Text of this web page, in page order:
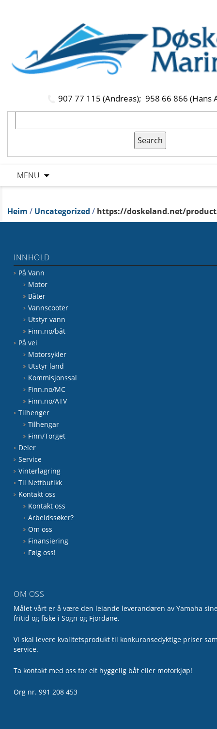
907 77 115 (Andreas); 958 66 866 (Hans
MENU
Heim / Uncategorized / https://doskeland.net/
INNHOLD
På Vann
Motor
Båter
Vannscooter
Utstyr vann
Finn.no/båt
På vei
Motorsykler
Utstyr land
Kommisjonssal
Finn.no/MC
Finn.no/ATV
Tilhenger
Tilhengar
Finn/Torget
Deler
Service
Vinterlagring
Til Nettbutikk
Kontakt oss
Kontakt oss
Arbeidssøker?
Om oss
Finansiering
Følg oss!
OM OSS
Målet vårt er å være den leiande leverandøren av Yamaha
fritid og fiske i Sogn og Fjordane.
Vi skal levere kvalitetsprodukt til konkuransedyktige priser
service.
Ta kontakt med oss for eit hyggelig båt eller motorkjøp!
Org nr. 991 208 453